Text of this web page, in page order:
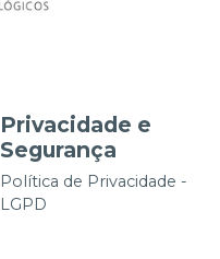
Privacidade e
Segurança
Política de Privacidade -
LGPD